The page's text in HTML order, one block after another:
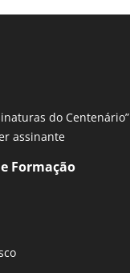
do Centenário”
assinante
Formação